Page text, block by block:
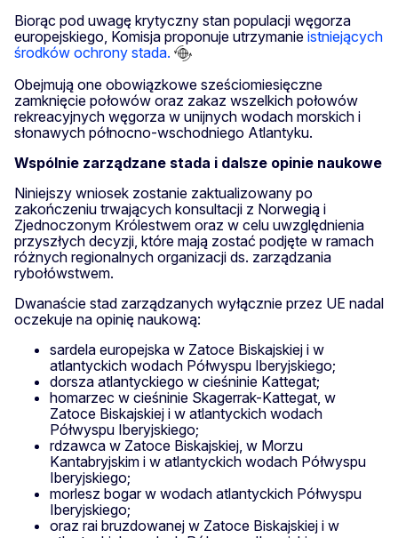
Biorąc pod uwagę krytyczny stan populacji węgorza
europejskiego, Komisja proponuje utrzymanie istniejących
środków ochrony stada.
Obejmują one obowiązkowe sześciomiesięczne
zamknięcie połowów oraz zakaz wszelkich połowów
rekreacyjnych węgorza w unijnych wodach morskich i
słonawych północno-wschodniego Atlantyku.
Wspólnie zarządzane stada i dalsze opinie naukowe
Niniejszy wniosek zostanie zaktualizowany po
zakończeniu trwających konsultacji z Norwegią i
Zjednoczonym Królestwem oraz w celu uwzględnienia
przyszłych decyzji, które mają zostać podjęte w ramach
różnych regionalnych organizacji ds. zarządzania
rybołówstwem.
Dwanaście stad zarządzanych wyłącznie przez UE nadal
oczekuje na opinię naukową:
sardela europejska w Zatoce Biskajskiej i w
atlantyckich wodach Półwyspu Iberyjskiego;
dorsza atlantyckiego w cieśninie Kattegat;
homarzec w cieśninie Skagerrak-Kattegat, w
Zatoce Biskajskiej i w atlantyckich wodach
Półwyspu Iberyjskiego;
rdzawca w Zatoce Biskajskiej, w Morzu
Kantabryjskim i w atlantyckich wodach Półwyspu
Iberyjskiego;
morlesz bogar w wodach atlantyckich Półwyspu
Iberyjskiego;
oraz rai bruzdowanej w Zatoce Biskajskiej i w